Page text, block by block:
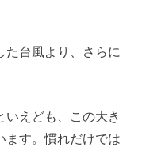
た台風より、さらに
いえども、この大き
ます。慣れだけでは